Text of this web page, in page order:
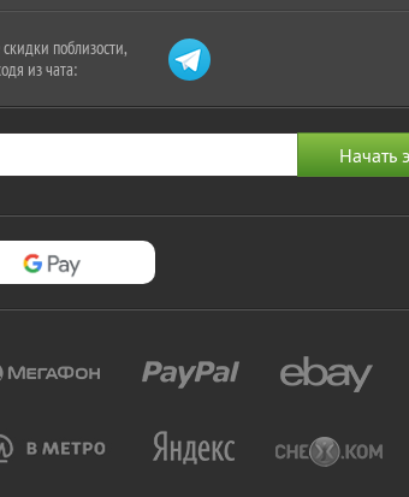
поблизости,
из чата: